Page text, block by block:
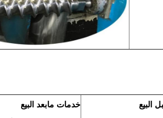
البيع
خدمات مابعد البيع